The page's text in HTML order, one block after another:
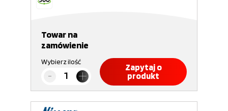
Towar na
zamówienie
Wybierz ilość
Zapytaj o
produkt